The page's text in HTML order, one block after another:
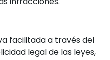
facilitada a través del
legal de las leyes,